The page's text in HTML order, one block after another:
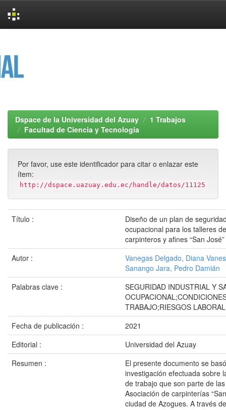
Dspace de la Universidad del Azuay
1 Trabajos
Facultad de Ciencia y Tecnología
Por favor, use este identificador para citar o enlazar este
ítem:
http://dspace.uazuay.edu.ec/handle/datos/11125
Título :
Diseño de un plan de
ocupacional para los talleres
carpinteros y afines “San José”
Autor :
Vanegas Delgado, Diana
Sanango Jara, Pedro Damián
Palabras clave :
SEGURIDAD INDUSTRIAL Y
TRABAJO;RIESGOS
Fecha de publicación :
2021
Editorial :
Universidad del Azuay
Resumen :
El presente documento se
investigación efectuada sobre
de trabajo que son parte de
Asociación de carpinterías
ciudad de Azogues. A través